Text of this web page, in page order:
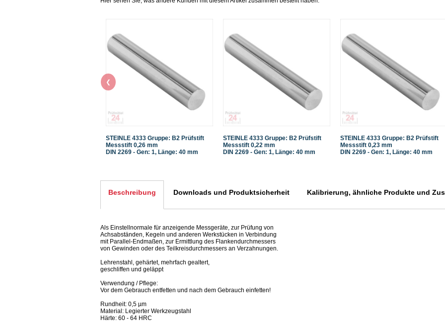
STEINLE 4333 Gruppe: B2 Prüfstift
Messstift 0,26 mm
DIN 2269 - Gen: 1, Länge: 40 mm
STEINLE 4333 Gruppe: B2 Prüfstift
Messstift 0,22 mm
DIN 2269 - Gen: 1, Länge: 40 mm
STEINLE 4333 Gruppe: B2 Prüfstift
Messstift 0,23 mm
DIN 2269 - Gen: 1, Länge: 40 mm
❮
Beschreibung Downloads und Produktsicherheit Kalibrierung, ähnliche Produkte und
Als Einstellnormale für anzeigende Messgeräte, zur Prüfung von
Achsabständen, Kegeln und anderen Werkstücken in Verbindung
mit Parallel-Endmaßen, zur Ermittlung des Flankendurchmessers
von Gewinden oder des Teilkreisdurchmessers an Verzahnungen.
Lehrenstahl, gehärtet, mehrfach gealtert,
geschliffen und geläppt
Verwendung / Pflege:
Vor dem Gebrauch entfetten und nach dem Gebrauch einfetten!
Rundheit: 0,5 µm
Material: Legierter Werkzeugstahl
Härte: 60 - 64 HRC